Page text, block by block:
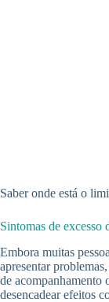
Saber onde está o
Sintomas de excesso
Embora muitas
apresentar
de
desencadear efeitos